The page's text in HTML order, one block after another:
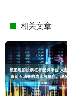
相关文章